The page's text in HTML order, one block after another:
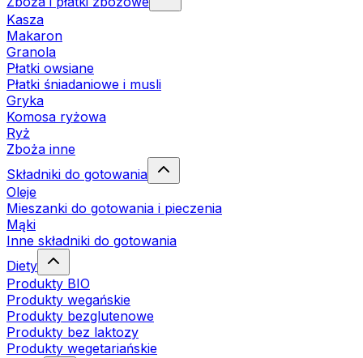
Kasza
Makaron
Granola
Płatki owsiane
Płatki śniadaniowe i musli
Gryka
Komosa ryżowa
Ryż
Zboża inne
Składniki do gotowania
Oleje
Mieszanki do gotowania i pieczenia
Mąki
Inne składniki do gotowania
Diety
Produkty BIO
Produkty wegańskie
Produkty bezglutenowe
Produkty bez laktozy
Produkty wegetariańskie